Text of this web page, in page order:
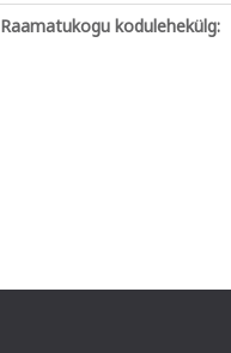
Raamatukogu kodulehekülg: